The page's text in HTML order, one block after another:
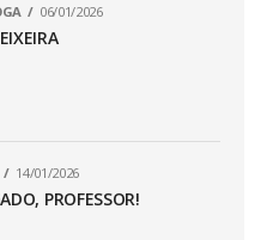
06/01/2026
14/01/2026
PROFESSOR!